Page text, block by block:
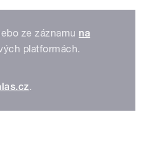
ze záznamu na
platformách.
.